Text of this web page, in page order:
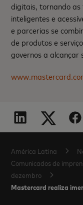
digitais, tornando as
inteligentes e
e parcerias se
de produtos e
governos a alcançar
América Latina
Comunicados de
dezembro
Mastercard realiza